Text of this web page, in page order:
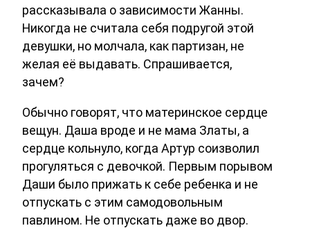
рассказывала о зависимости Жанны.
Никогда не считала себя подругой этой
девушки, но молчала, как партизан, не
желая её выдавать. Спрашивается,
зачем?
Обычно говорят, что материнское сердце
вещун. Даша вроде и не мама Златы, а
сердце кольнуло, когда Артур соизволил
прогуляться с девочкой. Первым порывом
Даши было прижать к себе ребенка и не
отпускать с этим самодовольным
павлином. Не отпускать даже во двор.